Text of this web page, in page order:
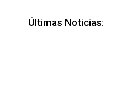
Últimas Noticias: